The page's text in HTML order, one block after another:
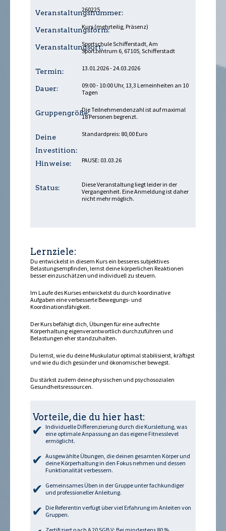
Veranstaltungsnummer:
260225
Veranstaltungsform:Kurs (mehrteilig, Präsenz)
Veranstaltungsort:Sportschule Schifferstadt, Am
Sportzentrum 6, 67105, Schifferstadt
Termin: 13.01.2026 - 24.03.2026
Dauer:
09:00 - 10:00 Uhr, 13,3 Lerneinheiten an 10
Tagen
Gruppengröße:Die Teilnehmendenzahl ist auf maximal
18 Personen begrenzt.
Deine
Investition:
Standardpreis: 80,00 Euro
Hinweise: PAUSE: 03.03.26
Status:
Diese Veranstaltung liegt leider in der
Vergangenheit. Eine Anmeldung ist daher
nicht mehr möglich.
Lernziele:
Du entwickelst in diesem Kurs ein besseres subjektives
Belastungsempfinden, lernst deine körperlichen Reaktionen
besser einzuschätzen und individuell zu steuern.
Im Laufe des Kurses entwickelst du durch koordinative
Aufgaben eine verbesserte Bewegungs- und
Koordinationsfähigkeit.
Der Kurs befähigt dich, Übungen für eine aufrechte
Körperhaltung eigenverantwortlich durchzuführen und
Belastungen eher standzuhalten.
Du lernst, wie du deine Muskulatur optimal stabilisierst, kräftigst
und wie du dich gesünder und ökonomischer bewegst.
Du stärkst zudem deine physischen und psychosozialen
Gesundheitsressourcen.
Vorteile, die du hier hast:
Individuelle Differenzierung durch die Kursleitung, was
eine optimale Anpassung an das eigene Fitnesslevel
ermöglicht.
Ausgewählte Übungen, die deinen gesamten Körper und
deine Körperhaltung in den Fokus nehmen und dessen
Funktionalität verbessern.
Gemeinsames Üben in der Gruppe unter fachkundiger
und professioneller Anleitung.
Die Referentin verfügt über viel Erfahrung im Anleiten von
Gruppen.